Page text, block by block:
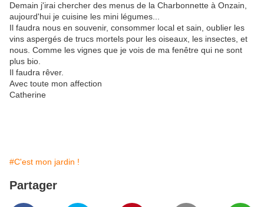
Demain j'irai chercher des menus de la Charbonnette à Onzain,
aujourd'hui je cuisine les mini légumes...
Il faudra nous en souvenir, consommer local et sain, oublier les
vins aspergés de trucs mortels pour les oiseaux, les insectes, et
nous. Comme les vignes que je vois de ma fenêtre qui ne sont
plus bio.
Il faudra rêver.
Avec toute mon affection
Catherine
#C'est mon jardin !
Partager